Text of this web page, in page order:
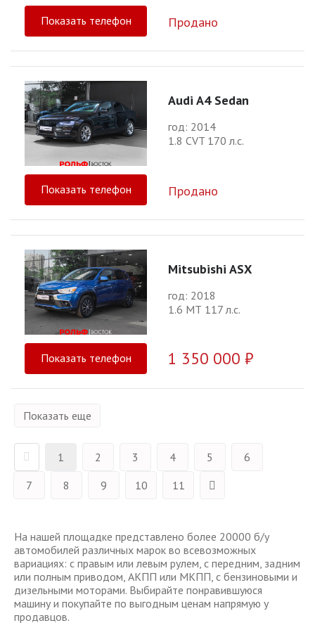
Показать телефон Продано
Audi A4 Sedan
год: 2014
1.8 CVT 170 л.с.
Показать телефон Продано
Mitsubishi ASX
год: 2018
1.6 МТ 117 л.с.
Показать телефон 1 350 000 ₽
Показать еще
1 2 3 4 5
6
7
8 9 10 11
На нашей площадке представлено более 20000 б/у
автомобилей различных марок во всевозможных
вариациях: с правым или левым рулем, с передним, задним
или полным приводом, АКПП или МКПП, с бензиновыми и
дизельными моторами. Выбирайте понравившуюся
машину и покупайте по выгодным ценам напрямую у
продавцов.